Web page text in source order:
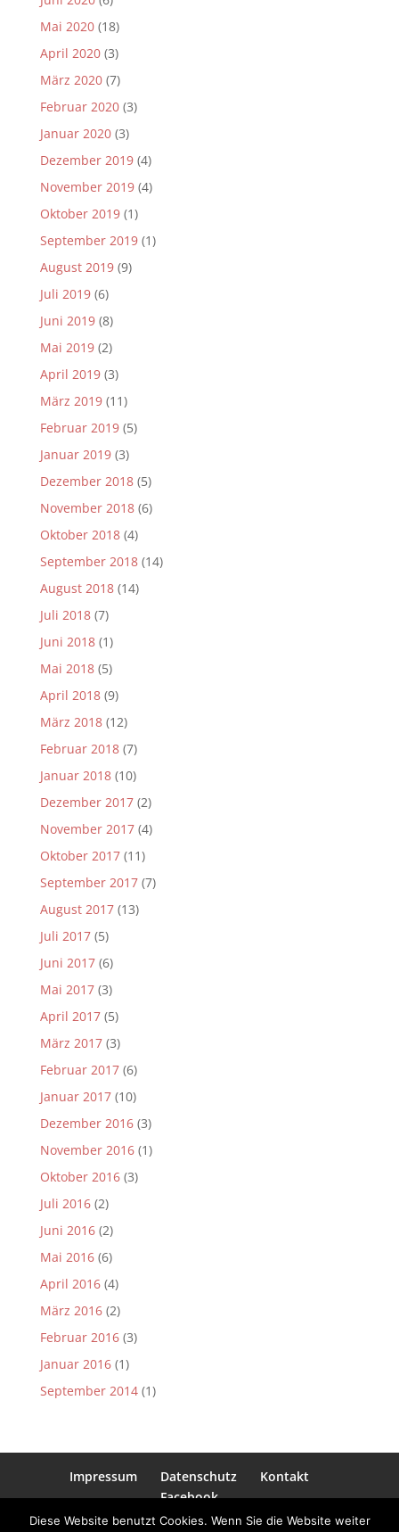
Mai 2020(18)
April 2020(3)
März 2020(7)
Februar 2020(3)
Januar 2020(3)
Dezember 2019(4)
November 2019(4)
Oktober 2019(1)
September 2019(1)
August 2019(9)
Juli 2019(6)
Juni 2019(8)
Mai 2019(2)
April 2019(3)
März 2019(11)
Februar 2019(5)
Januar 2019(3)
Dezember 2018(5)
November 2018(6)
Oktober 2018(4)
September 2018(14)
August 2018(14)
Juli 2018(7)
Juni 2018(1)
Mai 2018(5)
April 2018(9)
März 2018(12)
Februar 2018(7)
Januar 2018(10)
Dezember 2017(2)
November 2017(4)
Oktober 2017(11)
September 2017(7)
August 2017(13)
Juli 2017(5)
Juni 2017(6)
Mai 2017(3)
April 2017(5)
März 2017(3)
Februar 2017(6)
Januar 2017(10)
Dezember 2016(3)
November 2016(1)
Oktober 2016(3)
Juli 2016(2)
Juni 2016(2)
Mai 2016(6)
April 2016(4)
März 2016(2)
Februar 2016(3)
Januar 2016(1)
September 2014(1)
Impressum Datenschutz
Kontakt
Facebook
Diese Website benutzt Cookies. Wenn Sie die Website weiter